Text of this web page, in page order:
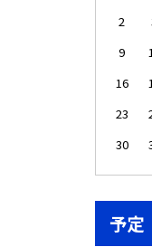
2
9
16
23
30
予定